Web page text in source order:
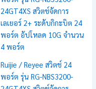
Ruijie / Reyee สวิตช์ 24
พอร์ต รุ่น RG-NBS3200-